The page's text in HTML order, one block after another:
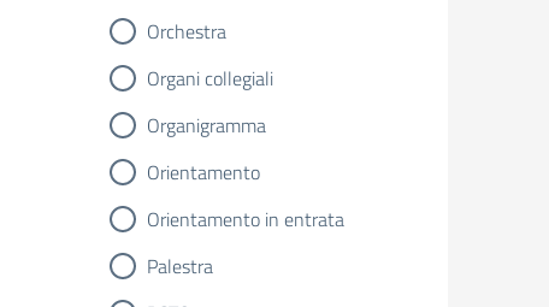
Orchestra
Organi collegiali
Organigramma
Orientamento
Orientamento in entrata
Palestra